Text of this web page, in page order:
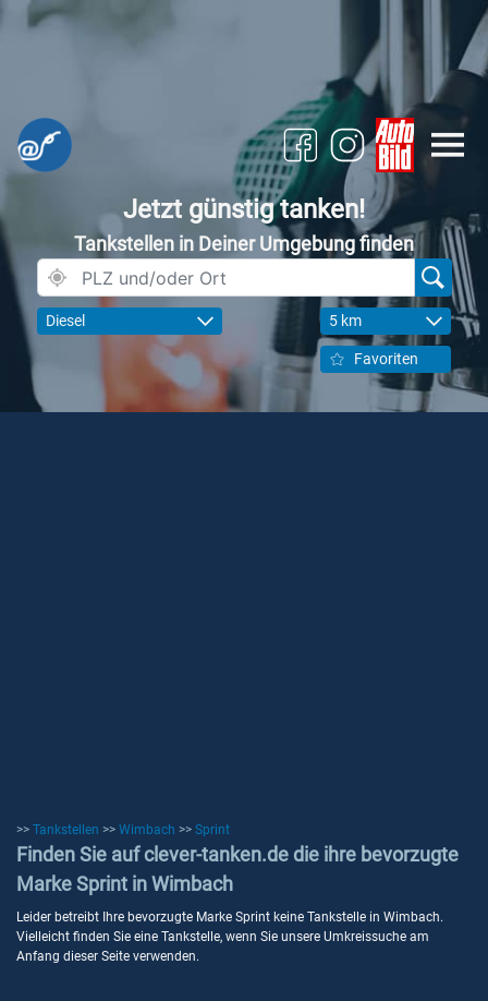
Jetzt günstig tanken!
Tankstellen in Deiner Umgebung finden
Diesel 5 km
Favoriten
>> Tankstellen >> Wimbach >> Sprint
Finden Sie auf clever-tanken.de die ihre bevorzugte
Marke Sprint in Wimbach
Leider betreibt Ihre bevorzugte Marke Sprint keine Tankstelle in Wimbach.
Vielleicht finden Sie eine Tankstelle, wenn Sie unsere Umkreissuche am
Anfang dieser Seite verwenden.